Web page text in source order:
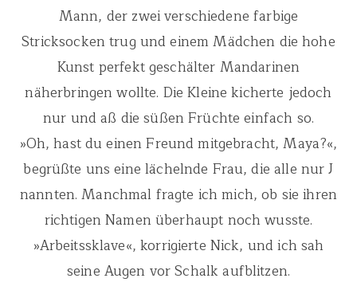
Mann, der zwei verschiedene farbige
Stricksocken trug und einem Mädchen die hohe
Kunst perfekt geschälter Mandarinen
näherbringen wollte. Die Kleine kicherte jedoch
nur und aß die süßen Früchte einfach so.
»Oh, hast du einen Freund mitgebracht, Maya?«,
begrüßte uns eine lächelnde Frau, die alle nur J
nannten. Manchmal fragte ich mich, ob sie ihren
richtigen Namen überhaupt noch wusste.
»Arbeitssklave«, korrigierte Nick, und ich sah
seine Augen vor Schalk aufblitzen.